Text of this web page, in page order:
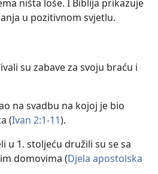
ništa loše. I Biblija prikazuje
u pozitivnom svjetlu.
su zabave za svoju braću i
na svadbu na kojoj je bio
(Ivan 2:1-11).
u 1. stoljeću družili su se sa
domovima (Djela apostolska